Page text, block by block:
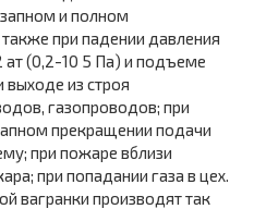
и полном
при падении давления
ат (0,2-10 5 Па) и подъеме
из строя
газопроводов; при
прекращении подачи
при пожаре вблизи
при попадании газа в цех.
вагранки производят так